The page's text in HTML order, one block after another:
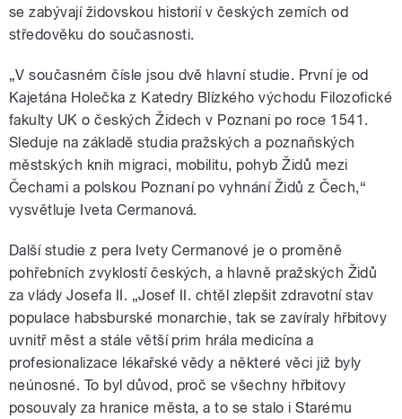
se zabývají židovskou historií v českých zemích od
středověku do současnosti.
„V současném čísle jsou dvě hlavní studie. První je od
Kajetána Holečka z Katedry Blízkého východu Filozofické
fakulty UK o českých Židech v Poznani po roce 1541.
Sleduje na základě studia pražských a poznaňských
městských knih migraci, mobilitu, pohyb Židů mezi
Čechami a polskou Poznaní po vyhnání Židů z Čech,“
vysvětluje Iveta Cermanová.
Další studie z pera Ivety Cermanové je o proměně
pohřebních zvyklostí českých, a hlavně pražských Židů
za vlády Josefa II. „Josef II. chtěl zlepšit zdravotní stav
populace habsburské monarchie, tak se zavíraly hřbitovy
uvnitř měst a stále větší prim hrála medicína a
profesionalizace lékařské vědy a některé věci již byly
neúnosné. To byl důvod, proč se všechny hřbitovy
posouvaly za hranice města, a to se stalo i Starému